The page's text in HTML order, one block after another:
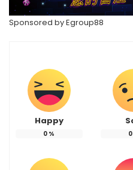
Sponsored byEgroup88
Happy
0 % 0